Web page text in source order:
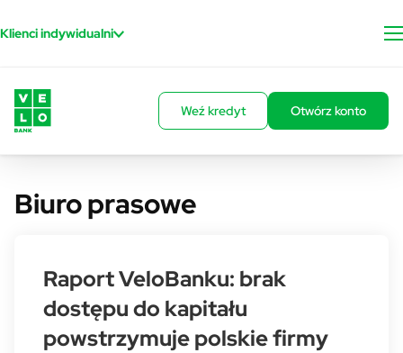
Klienci indywidualni
Weź kredyt Otwórz konto
Biuro prasowe
Raport VeloBanku: brak
dostępu do kapitału
powstrzymuje polskie firmy